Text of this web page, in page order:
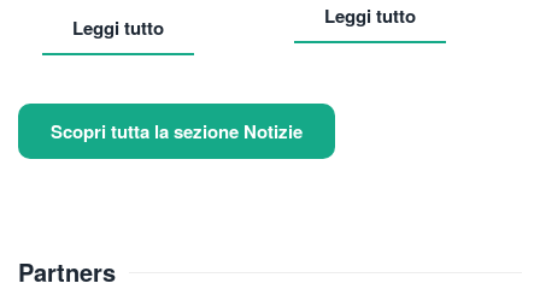
Leggi tutto Leggi tutto
Scopri tutta la sezione Notizie
Partners